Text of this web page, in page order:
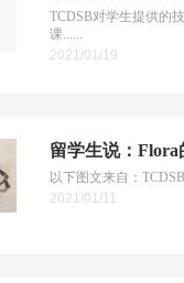
TCDSB对学生提供的
课......
2021/01/19
留学生说：Flora
以下图文来自：
2021/01/11